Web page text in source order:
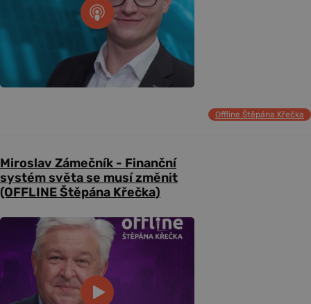
Offline Štěpána Křečka
Miroslav Zámečník - Finanční
systém světa se musí změnit
(OFFLINE Štěpána Křečka)